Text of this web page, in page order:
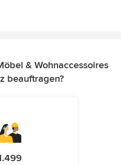
& Wohnaccessoires
beauftragen?